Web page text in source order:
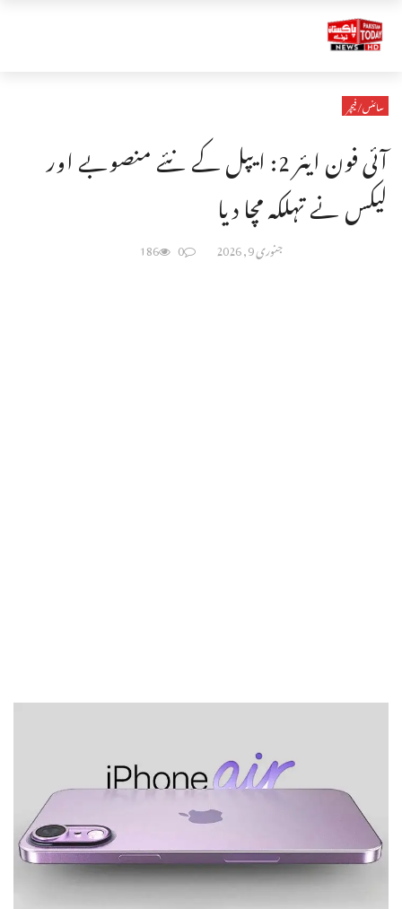
سائنس/فیچر
آئی فون ایئر 2: ایپل کے نئے منصوبے اور
لیکس نے تہلکہ مچا دیا
جنوری 9, 2026 0
186